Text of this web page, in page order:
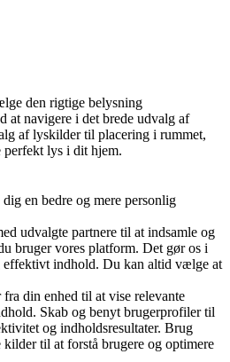
den rigtige belysning
at navigere i det brede udvalg af
af lyskilder til placering i rummet,
perfekt lys i dit hjem.
en bedre og mere personlig
udvalgte partnere til at indsamle og
bruger vores platform. Det gør os i
effektivt indhold. Du kan altid vælge at
din enhed til at vise relevante
Skab og benyt brugerprofiler til
og indholdsresultater. Brug
til at forstå brugere og optimere